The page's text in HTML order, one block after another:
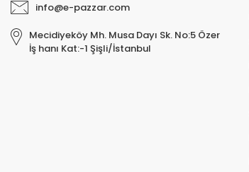
info@e-pazzar.com
Mecidiyeköy Mh. Musa Dayı Sk. No:5 Özer
İş hanı Kat:-1 Şişli/İstanbul